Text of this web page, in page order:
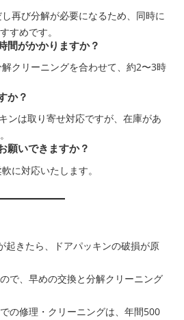
再び分解が必要になるため、同時に
すめです。
間がかかりますか？
クリーニングを合わせて、約2〜3時
か？
ンは取り寄せ対応ですが、在庫があ
願いできますか？
に対応いたします。
起きたら、ドアパッキンの破損が原
で、早めの交換と分解クリーニング
の修理・クリーニングは、年間500